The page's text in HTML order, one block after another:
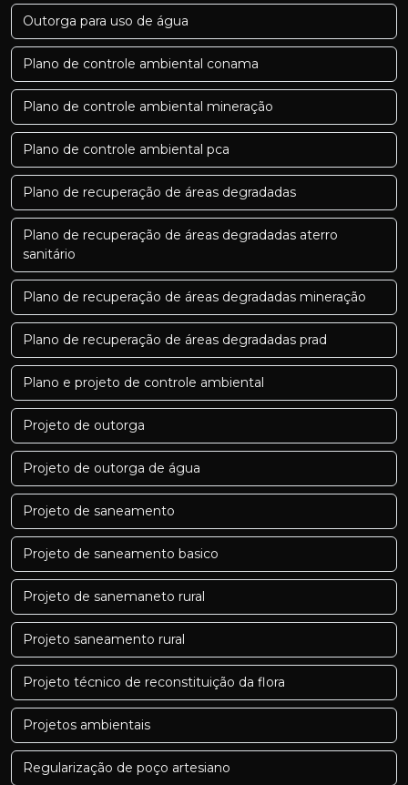
Outorga para uso de água
Plano de controle ambiental conama
Plano de controle ambiental mineração
Plano de controle ambiental pca
Plano de recuperação de áreas degradadas
Plano de recuperação de áreas degradadas aterro
sanitário
Plano de recuperação de áreas degradadas mineração
Plano de recuperação de áreas degradadas prad
Plano e projeto de controle ambiental
Projeto de outorga
Projeto de outorga de água
Projeto de saneamento
Projeto de saneamento basico
Projeto de sanemaneto rural
Projeto saneamento rural
Projeto técnico de reconstituição da flora
Projetos ambientais
Regularização de poço artesiano